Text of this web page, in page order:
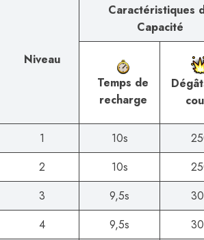
Niveau
Caractéristiques
Capacité
Temps de
recharge
1 10s
2
10s
3
9,5s
4
9,5s